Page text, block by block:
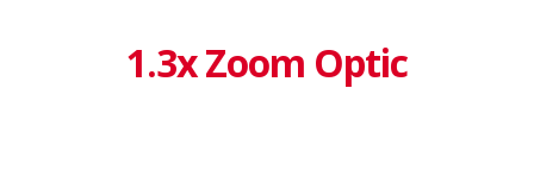
1.3x Zoom Optic